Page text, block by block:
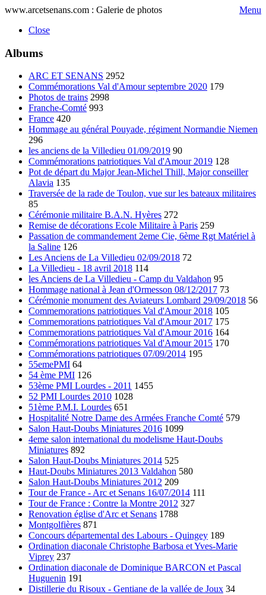
www.arcetsenans.com : Galerie de photos
Menu
Close
Albums
ARC ET SENANS 2952
Commémorations Val d'Amour septembre 2020 179
Photos de trains 2998
Franche-Comté 993
France 420
Hommage au général Pouyade, régiment Normandie Niemen
296
les anciens de la Villedieu 01/09/2019 90
Commémorations patriotiques Val d'Amour 2019 128
Pot de départ du Major Jean-Michel Thill, Major conseiller
Alavia 135
Traversée de la rade de Toulon, vue sur les bateaux militaires
85
Cérémonie militaire B.A.N. Hyères 272
Remise de décorations Ecole Militaire à Paris 259
Passation de commandement 2eme Cie, 6ème Rgt Matériel à
la Saline 126
Les Anciens de La Villedieu 02/09/2018 72
La Villedieu - 18 avril 2018 114
les Anciens de La Villedieu - Camp du Valdahon 95
Hommage national à Jean d'Ormesson 08/12/2017 73
Cérémonie monument des Aviateurs Lombard 29/09/2018 56
Commemorations patriotiques Val d'Amour 2018 105
Commemorations patriotiques Val d'Amour 2017 175
Commemorations patriotiques Val d'Amour 2016 164
Commémorations patriotiques Val d'Amour 2015 170
Commémorations patriotiques 07/09/2014 195
55emePMI 64
54 ème PMI 126
53ème PMI Lourdes - 2011 1455
52 PMI Lourdes 2010 1028
51ème P.M.I. Lourdes 651
Hospitalité Notre Dame des Armées Franche Comté 579
Salon Haut-Doubs Miniatures 2016 1099
4eme salon international du modelisme Haut-Doubs
Miniatures 892
Salon Haut-Doubs Miniatures 2014 525
Haut-Doubs Miniatures 2013 Valdahon 580
Salon Haut-Doubs Miniatures 2012 209
Tour de France - Arc et Senans 16/07/2014 111
Tour de France : Contre la Montre 2012 327
Renovation église d'Arc et Senans 1788
Montgolfières 871
Concours départemental des Labours - Quingey 189
Ordination diaconale Christophe Barbosa et Yves-Marie
Viprey 237
Ordination diaconale de Dominique BARCON et Pascal
Huguenin 191
Distillerie du Risoux - Gentiane de la vallée de Joux 34